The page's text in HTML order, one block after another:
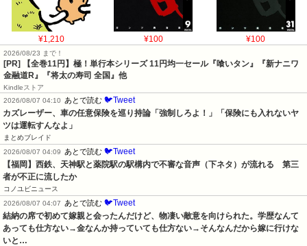
¥1,210 ¥100 ¥100
2026/08/23 まで！
[PR]
【全巻11円】極！単行本シリーズ 11円均一セール『喰いタン』『新ナニワ
金融道R』『将太の寿司 全国』他
Kindleストア
2026/08/07 04:10
あとで読む 🐦Tweet
カズレーザー、車の任意保険を巡り持論「強制しろよ！」「保険にも入れないヤ
ツは運転すんなよ」
まとめブレイド
2026/08/07 04:09
あとで読む 🐦Tweet
【福岡】西鉄、天神駅と薬院駅の駅構内で不審な音声（下ネタ）が流れる　第三
者が不正に流したか
コノユビニュース
2026/08/07 04:07
あとで読む 🐦Tweet
結納の席で初めて嫁親と会ったんだけど、物凄い敵意を向けられた。学歴なんて
あっても仕方ない→金なんか持っていても仕方ない→そんなんだから嫁に行けな
いと…